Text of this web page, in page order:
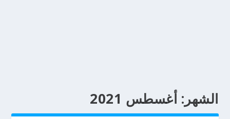
الشهر: أغسطس 2021